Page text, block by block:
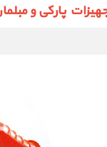
پارکی و